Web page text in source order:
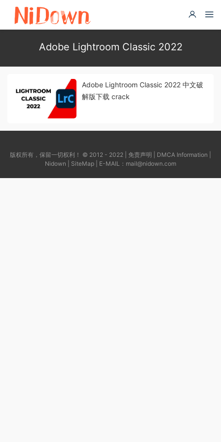
Adobe Lightroom Classic 2022
Adobe Lightroom Classic 2022 中文破
解版下载 crack
版权所有，保留一切权利！ © 2012 - 2022 | 免责声明 DMCA Information
Nidown
SiteMap | E-MAIL： mail@nidown.com